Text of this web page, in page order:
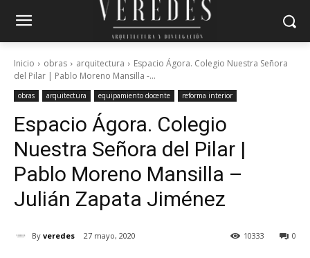
Inicio obras arquitectura
Espacio Ágora. Colegio Nuestra Señora
del Pilar | Pablo Moreno Mansilla -...
obras arquitectura equipamiento docente reforma interior
Espacio Ágora. Colegio
Nuestra Señora del Pilar |
Pablo Moreno Mansilla –
Julián Zapata Jiménez
By veredes 27 mayo, 2020 0
10333